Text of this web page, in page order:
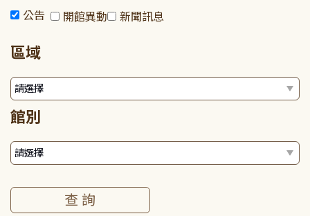
公告 開館異動 新聞訊息
區域
館別